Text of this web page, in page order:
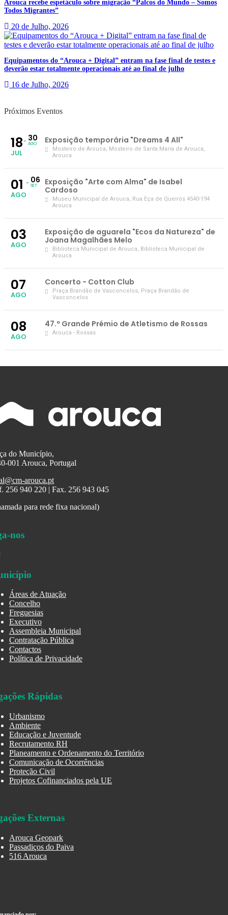
Arouca recebe espetáculo sobre migração “Palcos do Mundo – Somos
Todos Migrantes”
20 de Julho, 2026
Equipamentos do “Arouca + Digital” entram na fase final de testes e
deverão estar totalmente operacionais até ao final de julho
16 de Julho, 2026
Próximos Eventos
18
JUL
30
AGO Exposição temporária "Dreams 4 All"
Mosteiro de Arouca, Mosteiro de Santa Maria de Arouca,
Arouca
01
AGO
06
SET
Exposição "Arte com Alma" de Isabel
Cardoso
Museu Municipal de Arouca, Rua Eça de Queirós 4540-194
Arouca
03
AGO
Exposição de aguarela "Ecos da Natureza" de
Joana Magalhães Melo
Biblioteca Municipal de Arouca, Biblioteca Municipal de
Arouca
07
AGO
Concerto - Cotton Club
Praça Brandão de Vasconcelos, Praça Brandão de
Vasconcelos
08
AGO
47.º Grande Prémio de Atletismo de Rossas
Arouca - Rossas
do Município,
001 Arouca, Portugal
arouca.pt
256 940 220 | Fax. 256 943 045
para rede fixa nacional)
nos
Áreas de Atuação
Concelho
Freguesias
Executivo
Assembleia Municipal
Contratação Pública
Contactos
Política de Privacidade
Rápidas
Urbanismo
Ambiente
Educação e Juventude
Recrutamento RH
Planeamento e Ordenamento do Território
Comunicação de Ocorrências
Proteção Civil
Projetos Cofinanciados pela UE
Externas
Arouca Geopark
Passadiços do Paiva
516 Arouca